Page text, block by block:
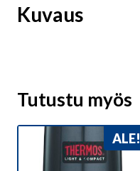
Kuvaus
Tutustu myös
ALE!